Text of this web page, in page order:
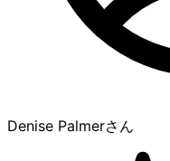
Denise Palmerさん